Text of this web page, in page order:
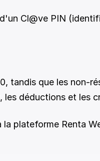
Cl@ve PIN
tandis que les non-
les déductions et les
plateforme Renta